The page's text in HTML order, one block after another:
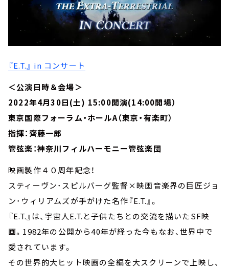
『E.T.』 in コンサート
＜公演日時＆会場＞
2022年4月30日(土) 15:00開演(14:00開場）
東京国際フォーラム・ホールA（東京・有楽町）
指揮：齊藤一郎
管弦楽：神奈川フィルハーモニー管弦楽団
映画製作４０周年記念！
スティーヴン･スピルバーグ監督×映画音楽界の巨匠ジョ
ン･ウィリアムズが手がけた名作『E.T.』。
『E.T.』は、宇宙人E.T.と子供たちとの交流を描いたSF映
画。1982年の公開から40年が経った今もなお、世界中で
愛されています。
その世界的大ヒット映画の全編を大スクリーンで上映し、